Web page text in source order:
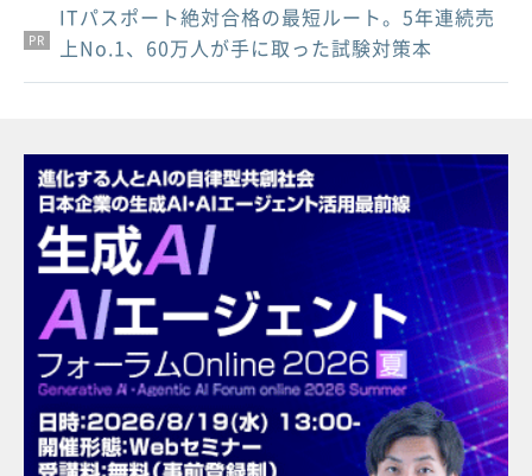
PR
PR
PR
ITパスポート絶対合格の最短ルート。5年連続売
上No.1、60万人が手に取った試験対策本